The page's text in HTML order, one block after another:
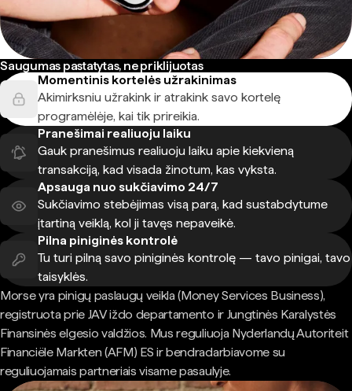
Saugumas pastatytas, ne priklijuotas
Momentinis kortelės užrakinimas
Akimirksniu užrakink ir atrakink savo kortelę
programėlėje, kai tik prireikia.
Pranešimai realiuoju laiku
Gauk pranešimus realiuoju laiku apie kiekvieną
transakciją, kad visada žinotum, kas vyksta.
Apsauga nuo sukčiavimo 24/7
Sukčiavimo stebėjimas visą parą, kad sustabdytume
įtartiną veiklą, kol ji tavęs nepaveikė.
Pilna piniginės kontrolė
Tu turi pilną savo piniginės kontrolę — tavo pinigai, tavo
taisyklės.
Morse yra pinigų paslaugų veikla (Money Services Business),
registruota prie JAV iždo departamento ir Jungtinės Karalystės
Finansinės elgesio valdžios. Mus reguliuoja Nyderlandų Autoriteit
Financiële Markten (AFM) ES ir bendradarbiavome su
reguliuojamais partneriais visame pasaulyje.